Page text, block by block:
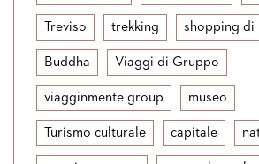
Treviso trekking shopping di
Buddha Viaggi di Gruppo
viagginmente group museo
Turismo culturale capitale